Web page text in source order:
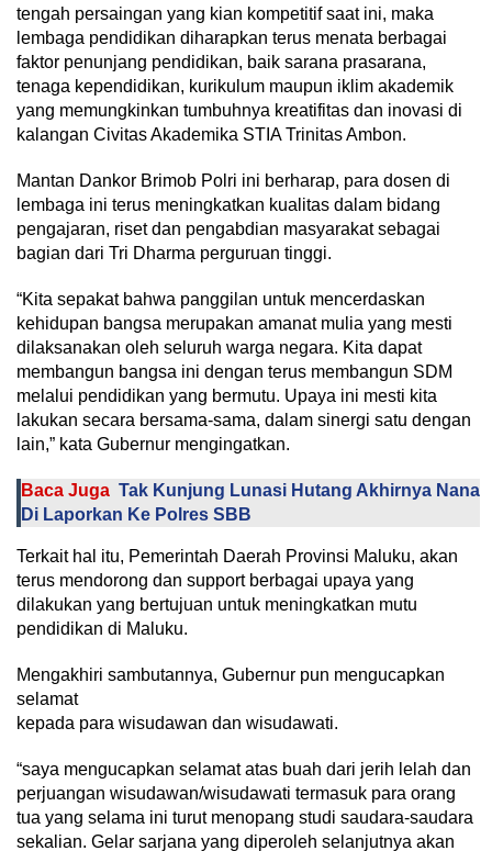
tengah persaingan yang kian kompetitif saat ini, maka
lembaga pendidikan diharapkan terus menata berbagai
faktor penunjang pendidikan, baik sarana prasarana,
tenaga kependidikan, kurikulum maupun iklim akademik
yang memungkinkan tumbuhnya kreatifitas dan inovasi di
kalangan Civitas Akademika STIA Trinitas Ambon.
Mantan Dankor Brimob Polri ini berharap, para dosen di
lembaga ini terus meningkatkan kualitas dalam bidang
pengajaran, riset dan pengabdian masyarakat sebagai
bagian dari Tri Dharma perguruan tinggi.
“Kita sepakat bahwa panggilan untuk mencerdaskan
kehidupan bangsa merupakan amanat mulia yang mesti
dilaksanakan oleh seluruh warga negara. Kita dapat
membangun bangsa ini dengan terus membangun SDM
melalui pendidikan yang bermutu. Upaya ini mesti kita
lakukan secara bersama-sama, dalam sinergi satu dengan
lain,” kata Gubernur mengingatkan.
Baca Juga Tak Kunjung Lunasi Hutang Akhirnya Nana
Di Laporkan Ke Polres SBB
Terkait hal itu, Pemerintah Daerah Provinsi Maluku, akan
terus mendorong dan support berbagai upaya yang
dilakukan yang bertujuan untuk meningkatkan mutu
pendidikan di Maluku.
Mengakhiri sambutannya, Gubernur pun mengucapkan
selamat
kepada para wisudawan dan wisudawati.
“saya mengucapkan selamat atas buah dari jerih lelah dan
perjuangan wisudawan/wisudawati termasuk para orang
tua yang selama ini turut menopang studi saudara-saudara
sekalian. Gelar sarjana yang diperoleh selanjutnya akan